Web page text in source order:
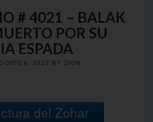
# 4021 – BALAK
POR SU
ESPADA
8, 2022 BY ZION
del Zohar